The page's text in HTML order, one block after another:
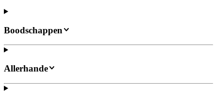
Boodschappen
Allerhande